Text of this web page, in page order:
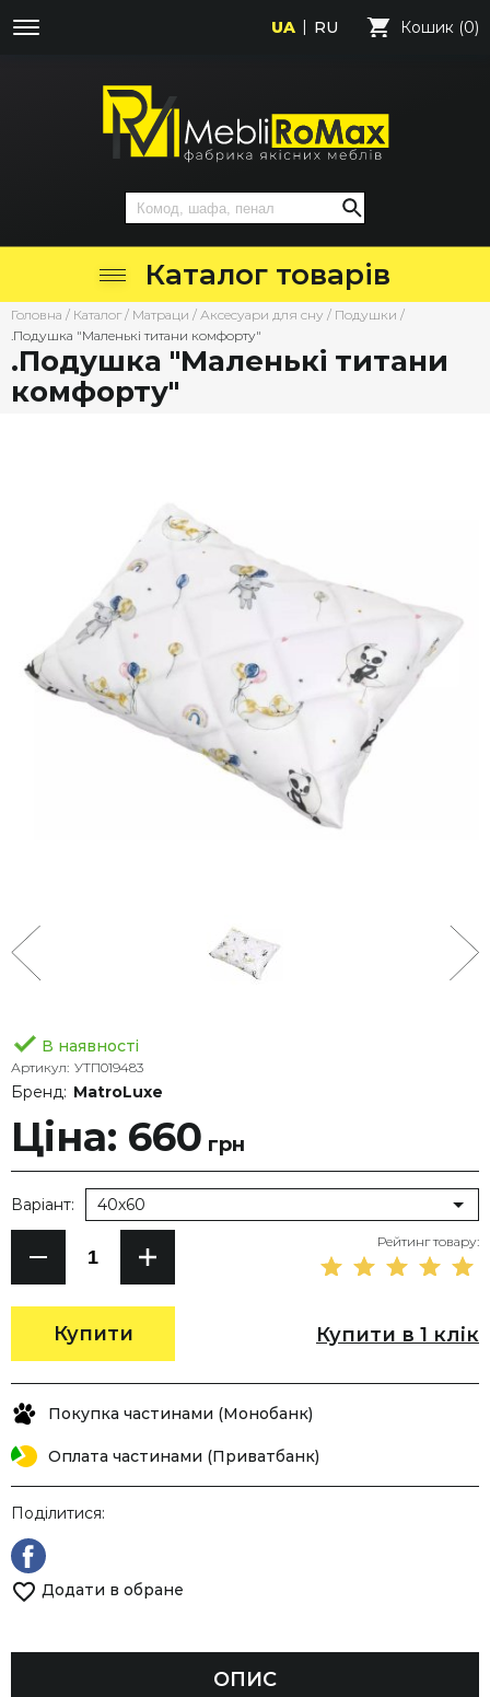
UA RU Кошик (0)
Каталог товарів
Головна / Каталог / Матраци / Аксесуари для сну / Подушки /
.Подушка "Маленькі титани комфорту"
.Подушка "Маленькі титани
комфорту"
В наявності
Артикул: УТП019483
Бренд: MatroLuxe
Ціна: 660 грн
Купити
Варіант: 40х60
Рейтинг товару:
Купити в 1 клік
Покупка частинами (Монобанк)
Оплата частинами (Приватбанк)
Поділитися:
Додати в обране
ОПИС